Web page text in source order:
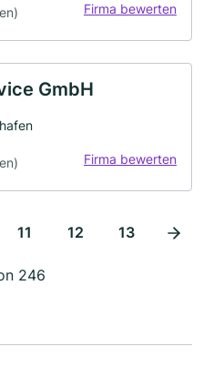
Firma bewerten
GmbH
Firma bewerten
11 12 13
246